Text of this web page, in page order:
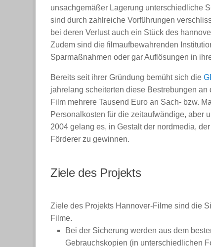
unsachgemäßer Lagerung unterschiedliche
sind durch zahlreiche Vorführungen
bei deren Verlust auch ein Stück des
Zudem sind die filmaufbewahrenden
Sparmaßnahmen oder gar Auflösungen in
Bereits seit ihrer Gründung bemüht sich die
jahrelang scheiterten diese Bestrebungen
Film mehrere Tausend Euro an Sach- bzw.
Personalkosten für die zeitaufwändige, aber
2004 gelang es, in Gestalt der nordmedia,
Förderer zu gewinnen.
Ziele des Projekts
Ziele des Projekts Hannover-Filme sind die
Filme.
Bei der Sicherung werden aus dem
Gebrauchskopien (in unterschiedlichen